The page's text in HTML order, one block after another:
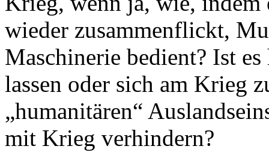
wieder zusammenflickt,
Maschinerie bedient? Ist
lassen oder sich am Krieg
„humanitären“
mit Krieg verhindern?